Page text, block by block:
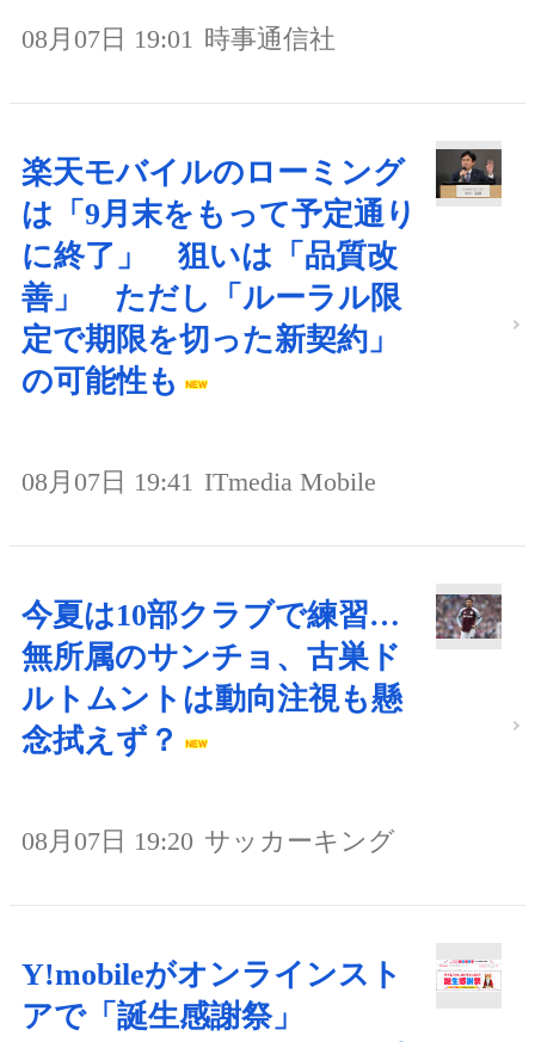
08月07日 19:01 時事通信社
楽天モバイルのローミング
は「9月末をもって予定通り
に終了」 狙いは「品質改
善」 ただし「ルーラル限
定で期限を切った新契約」
の可能性も
08月07日 19:41 ITmedia Mobile
今夏は10部クラブで練習…
無所属のサンチョ、古巣ド
ルトムントは動向注視も懸
念拭えず？
08月07日 19:20 サッカーキング
Y!mobileがオンラインスト
アで「誕生感謝祭」